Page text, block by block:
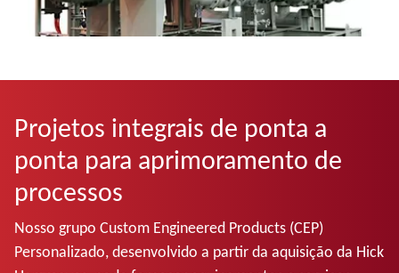
Projetos integrais de ponta a
ponta para aprimoramento de
processos
Nosso grupo Custom Engineered Products (CEP)
Personalizado, desenvolvido a partir da aquisição da Hick